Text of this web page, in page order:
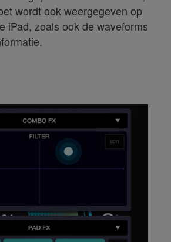
wordt ook weergegeven op
iPad, zoals ook de waveforms